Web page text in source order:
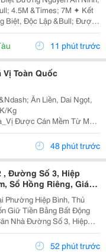
Biệt, Độc Lập &Bull; Được
Thất: &Bull; Bàn Giao Mặt
11 phút trước
Vị Toàn Quốc
Ăn Liền, Dai Ngọt,
Được Cán Mềm Từ Mực
Vừa Ăn. Không Cần Chế
Ngay. Mực Cán48 phút trước
, Đường Số 3, Hiệp
Sổ Hồng Riêng, Giá
Phường Hiệp Bình, Thủ
Giữ Tiền Bằng Bất Động
Là Ra Ql13, Sát Vạn
Vực Dân Trí Cao Và
52 phút trước